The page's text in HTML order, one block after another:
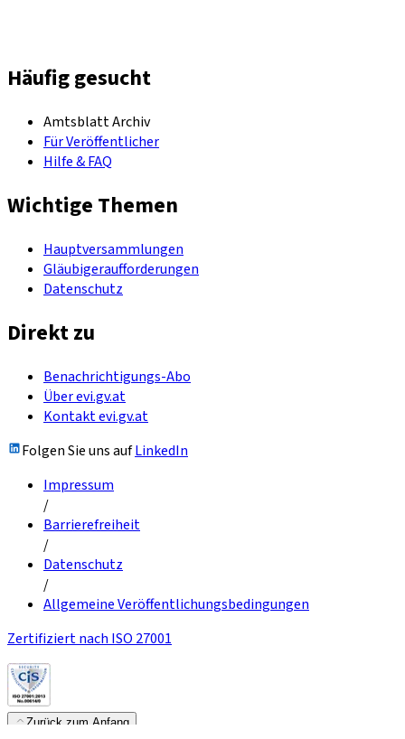
Häufig gesucht
Amtsblatt Archiv
Für Veröffentlicher
Hilfe & FAQ
Wichtige Themen
Hauptversammlungen
Gläubigeraufforderungen
Datenschutz
Direkt zu
Benachrichtigungs-Abo
Über evi.gv.at
Kontakt evi.gv.at
Folgen Sie uns aufLinkedIn
Impressum
/
Barrierefreiheit
/
Datenschutz
/
Allgemeine Veröffentlichungsbedingungen
Zertifiziert nach ISO 27001
Zurück zum Anfang